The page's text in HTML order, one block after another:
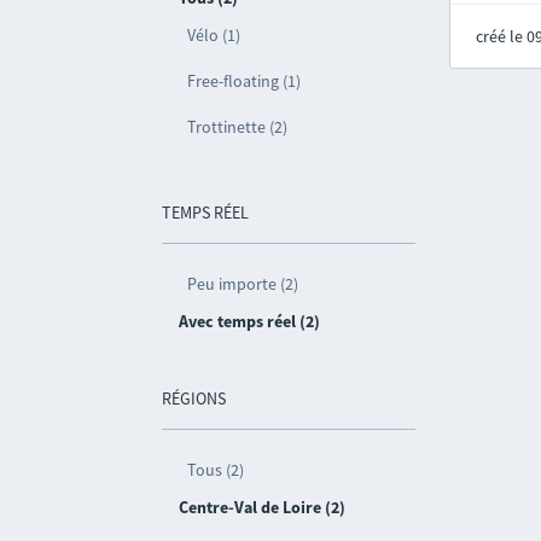
Vélo (1)
Free-floating (1)
Trottinette (2)
TEMPS RÉEL
Peu importe (2)
Avec temps réel (2)
RÉGIONS
Tous (2)
Centre-Val de Loire (2)
créé le